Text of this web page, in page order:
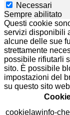
Necessari
Sempre abilitato
Questi cookie
servizi disponibili
alcune delle sue
strettamente
possibile rifiutarli
sito. È possibile
impostazioni del
su questo sito
cookielawinfo-